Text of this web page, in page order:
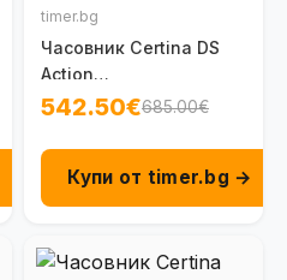
timer.bg
Часовник Certina DS
Action
C048.417.11.051.00
542.50€685.00€
Купи от timer.bg →